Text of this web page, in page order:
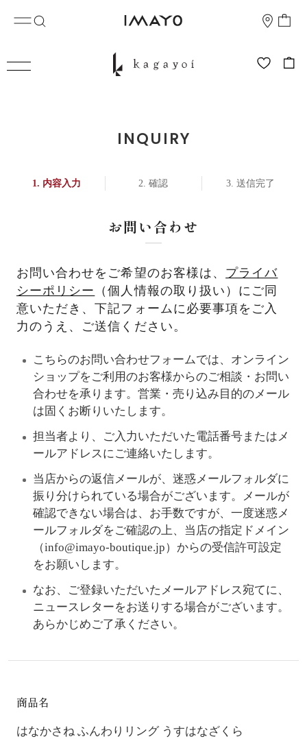
INQUIRY
内容入力 確認 送信完了
お問い合わせ
お問い合わせをご希望のお客様は、 プライバ
シーポリシー
（個人情報の取り扱い）にご同
意いただき、下記フォームに必要事項をご入
力のうえ、ご送信ください。
こちらのお問い合わせフォームでは、オンライン
ショップをご利用のお客様からのご相談・お問い
合わせを承ります。営業・売り込み目的のメール
は固くお断りいたします。
担当者より、ご入力いただいた電話番号またはメ
ールアドレスにご連絡いたします。
当店からの返信メールが、迷惑メールフォルダに
振り分けられている場合がございます。メールが
確認できない場合は、お手数ですが、一度迷惑メ
ールフォルダをご確認の上、当店の指定ドメイン
（info@imayo-boutique.jp）からの受信許可設定
をお願いします。
なお、ご登録いただいたメールアドレス宛てに、
ニュースレターをお送りする場合がございます。
あらかじめご了承ください。
商品名
はなかさね ふんわりリング うすはなざくら